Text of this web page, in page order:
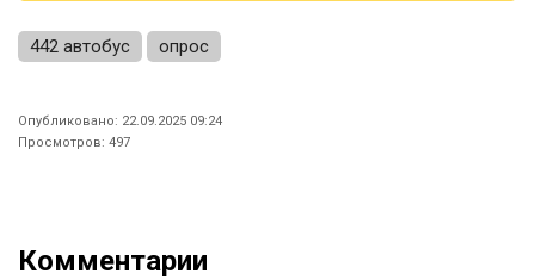
442 автобус опрос
Опубликовано: 22.09.2025 09:24
Просмотров: 497
Комментарии